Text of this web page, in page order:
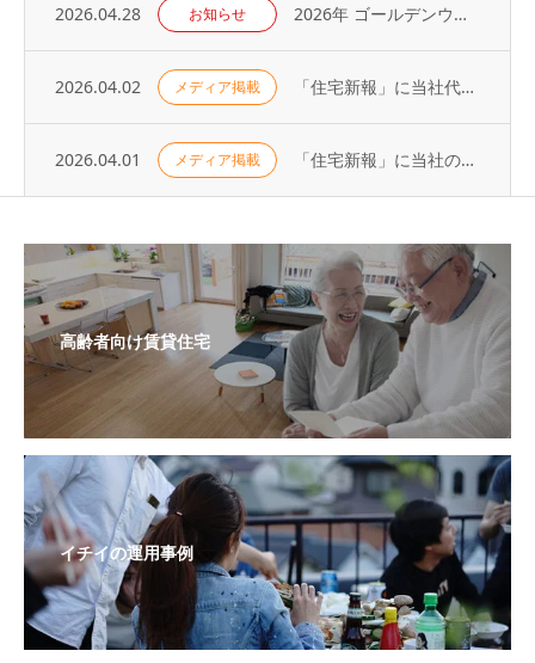
2026.04.28 お知らせ 2026年 ゴールデンウィーク休業のお知らせ
2026.04.02 メディア掲載 「住宅新報」に当社代表の取材記事が掲載されました（2026年3月31日号）
2026.04.01 メディア掲載 「住宅新報」に当社の取り組みが掲載されました（2026年3月24日号）
高齢者向け賃貸住宅
イチイの運用事例